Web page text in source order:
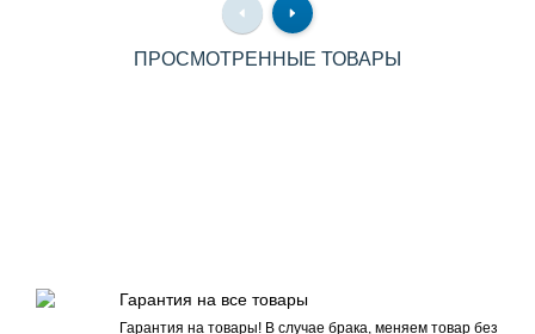
ПРОСМОТРЕННЫЕ ТОВАРЫ
Гарантия на все товары
Гарантия на товары! В случае брака, меняем товар без